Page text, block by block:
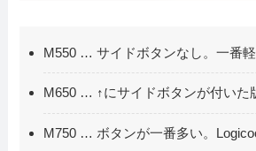
M550 … サイドボタンなし。一番軽
M650 … ↑にサイドボタンが付いた
M750 … ボタンが一番多い。